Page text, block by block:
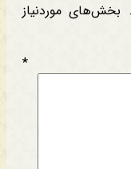
بخش‌های موردنیاز
*